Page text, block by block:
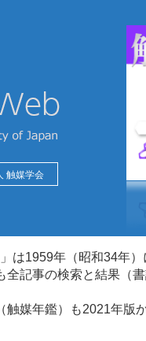
触媒学会
は1959年（昭和34年
全記事の検索と結果（
触媒年鑑）も2021年